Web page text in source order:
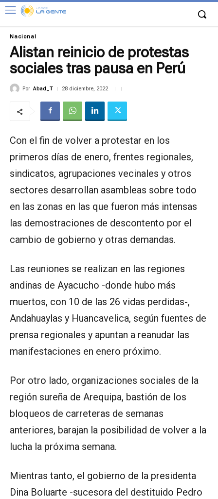
Nacional
Alistan reinicio de protestas
sociales tras pausa en Perú
Por Abad_T 28 diciembre, 2022
Con el fin de volver a protestar en los
primeros días de enero, frentes regionales,
sindicatos, agrupaciones vecinales y otros
sectores desarrollan asambleas sobre todo
en las zonas en las que fueron más intensas
las demostraciones de descontento por el
cambio de gobierno y otras demandas.
Las reuniones se realizan en las regiones
andinas de Ayacucho -donde hubo más
muertos, con 10 de las 26 vidas perdidas-,
Andahuaylas y Huancavelica, según fuentes de
prensa regionales y apuntan a reanudar las
manifestaciones en enero próximo.
Por otro lado, organizaciones sociales de la
región sureña de Arequipa, bastión de los
bloqueos de carreteras de semanas
anteriores, barajan la posibilidad de volver a la
lucha la próxima semana.
Mientras tanto, el gobierno de la presidenta
Dina Boluarte -sucesora del destituido Pedro